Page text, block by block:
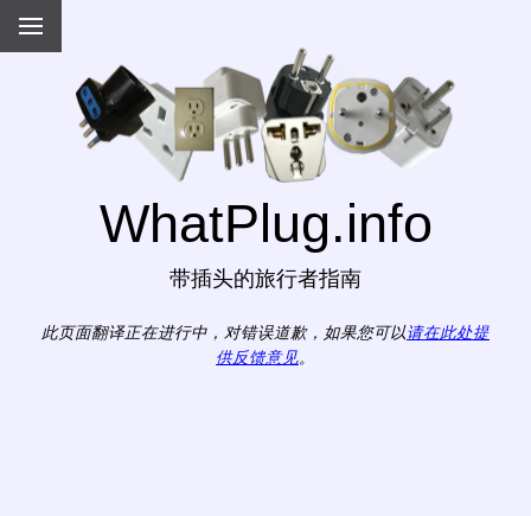
WhatPlug.info
带插头的旅行者指南
此页面翻译正在进行中，对错误道歉，如果您可以请在此处提
供反馈意见。